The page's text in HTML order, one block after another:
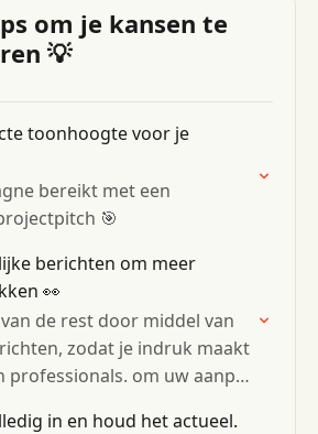
om je kansen te
💡
toonhoogte voor je
bereikt met een
🎯
berichten om meer
👀
de rest door middel van
zodat je indruk maakt
om uw aanpak
in en houd het actueel.